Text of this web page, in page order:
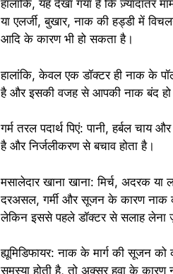
हालांकि, यह देखा गया है कि ज़्यादातर
या एलर्जी, बुखार, नाक की हड्डी में
आदि के कारण भी हो सकता है।
हालांकि, केवल एक डॉक्टर ही नाक के
है और इसकी वजह से आपकी नाक बंद हो
गर्म तरल पदार्थ पिएं: पानी, हर्बल चाय
है और निर्जलीकरण से बचाव होता है।
मसालेदार खाना खाना: मिर्च, अदरक
दरअसल, गर्मी और सूजन के कारण नाक
लेकिन इससे पहले डॉक्टर से सलाह लेना
ह्यूमिडिफायर: नाक के मार्ग की सूजन
समस्या होती है, तो अक्सर हवा के